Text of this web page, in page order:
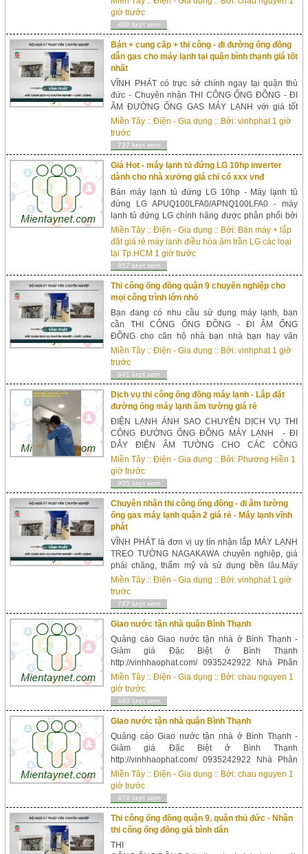
tượng bất thường. của sản phẩm tại nhà. Nhanh
chóng và chính xác, uy tín và chất lượng. ...
giờ trước
400 lượt xem
Bán + cung cấp + thi công - đi đường ống đồng
dẫn gas cho máy lạnh tại quận bình thạnh giá tốt
nhất
VĨNH PHÁT có trực sở chính ngay tại quận thủ
đức - Chuyên nhận THI CÔNG ỐNG ĐỒNG - ĐI
ÂM ĐƯỜNG ỐNG GAS MÁY LẠNH với giá tốt
nhất - báo giá như thế nào - thi công đúng như
thế. Dịch vụ THI CÔNG ỐNG ĐỒNG ...
Miền Tây ::Điện - Gia dụng :: Bởi:vinhphat 1 giờ
trước
737 lượt xem
Giá Hot - máy lạnh tủ đứng LG 10hp inverter
dành cho nhà xưởng giá chỉ có xxx vnđ
Bán máy lạnh tủ đứng LG 10hp - Máy lạnh tủ
đứng LG APUQ100LFA0/APNQ100LFA0 - máy
lạnh tủ đứng LG chính hãng được phân phối bởi
điện lạnh Hải Long Vân.Thông tin về máy lạnh tủ
đứng LG 10hp inverter:Máy lạnh tủ đứng LG...
Miền Tây ::Điện - Gia dụng :: Bởi: Bán máy + lắp
đặt giá rẻ máy lạnh điều hòa âm trần LG các loại
tại Tp.HCM 1 giờ trước
457 lượt xem
Thi công ống đồng quận 9 chuyên nghiệp cho
mọi công trình lớn nhỏ
Bạn đang có nhu cầu sử dụng máy lạnh, bạn
cần THI CÔNG ỐNG ĐỒNG - ĐI ÂM ỐNG
ĐỒNG cho căn hộ nhà bạn nhà bạn hay văn
phòng nơi làm việc? Bạn đang muốn tìm nhà thầu
chuyên LẮP ĐẶT + THI CÔNG ỐNG ĐỒNG - ...
Miền Tây ::Điện - Gia dụng :: Bởi:vinhphat 1 giờ
trước
641 lượt xem
Dịch vụ thi công ống đồng máy lạnh - Lắp đặt
đường ống máy lạnh âm tường giá rẻ
ĐIỆN LẠNH ÁNH SAO CHUYÊN DỊCH VỤ THI
CÔNG ĐƯỜNG ỐNG ĐỒNG MÁY LẠNH - ĐI
DÂY ĐIỆN ÂM TƯỜNG CHO CÁC CÔNG
TRÌNH CĂN HỘ,BIỆT THỰ,NHÀ PHỐ,CỬA
HÀNG,KHÁCH SẠN,BỆNH VIỆN,TRƯỜNG
HỌC,KHU CHUNG CƯ,.. DỊCH VỤ ...
Miền Tây ::Điện - Gia dụng :: Bởi: Phương Hiền 1
giờ trước
905 lượt xem
Chuyên nhận thi công ống đồng - đi âm tường
ống gas máy lạnh quận 2 giá rẻ - Máy lạnh vĩnh
phát
VĨNH PHÁT là đơn vị uy tín nhận lắp MÁY LẠNH
TREO TƯỜNG NAGAKAWA chuyên nghiệp, giá
phải chăng, thẩm mỹ và sử dụng bền lâu.Máy
lạnh treo tường Nagakawa NIS – C(A) 1815
Inverter – Công suất 2 ngựa – 2HP – 18...
Miền Tây ::Điện - Gia dụng :: Bởi:vinhphat 1 giờ
trước
747 lượt xem
Giao nước tận nhà quận Bình Thạnh
Quảng cáo Giao nước tận nhà ở Bình Thạnh -
Giảm giá Đặc Biệt ở Bình Thạnh‎
http://vinhhaophat.com/ 0935242922 Nhà Phân
Phối nước Sỉ , Lẻ nước bình các thương hiệu cho
Công Ty, Trường Học tại các quận. Chiết khấu
cao khi đặt Sỉ Số Lượng Lớn. Quận 1, quận 3, P...
Miền Tây ::Điện - Gia dụng :: Bởi:chau nguyen 1
giờ trước
440 lượt xem
Giao nước tận nhà quận Bình Thạnh
Quảng cáo Giao nước tận nhà ở Bình Thạnh -
Giảm giá Đặc Biệt ở Bình Thạnh‎
http://vinhhaophat.com/ 0935242922 Nhà Phân
Phối nước Sỉ , Lẻ nước bình các thương hiệu cho
Công Ty, Trường Học tại các quận. Chiết khấu
cao khi đặt Sỉ Số Lượng Lớn. Quận 1, quận 3, P...
Miền Tây ::Điện - Gia dụng :: Bởi:chau nguyen 1
giờ trước
474 lượt xem
Thi công ống đồng quận 9, quận thủ đức - Nhận
thi công ống đồng giá bình dân
THI